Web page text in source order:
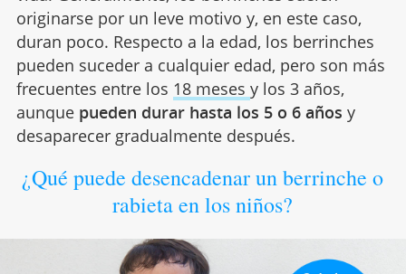
originarse por un leve motivo y, en este caso,
duran poco. Respecto a la edad, los berrinches
pueden suceder a cualquier edad, pero son más
frecuentes entre los 18 meses y los 3 años,
aunque pueden durar hasta los 5 o 6 años y
desaparecer gradualmente después.
¿Qué puede desencadenar un berrinche o
rabieta en los niños?